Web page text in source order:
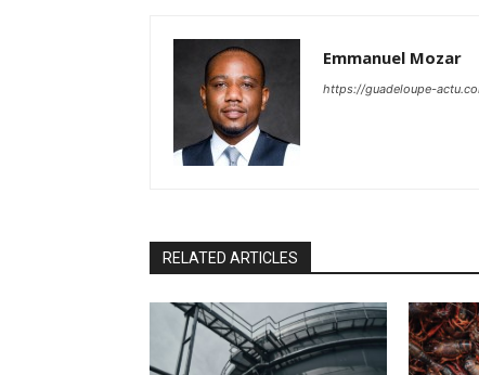
Emmanuel Mozar
https://guadeloupe-
RELATED ARTICLES